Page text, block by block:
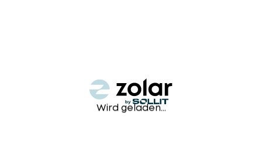
Wird geladen...